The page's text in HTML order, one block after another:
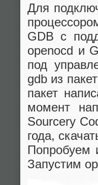
Для
GDB с
openocd и
под
gdb из
пакет
момент
Sourcery
года,
Попробуем
Запустим